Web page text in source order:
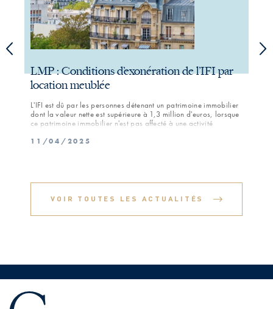
LMP : Conditions d’exonération de l’IFI par
location meublée
L'IFI est dû par les personnes détenant un patrimoine immobilier
dont la valeur nette est supérieure à 1,3 million d'euros, lorsque
ce patrimoine immobilier n'est pas affecté à une activité
fait l'objet d'une location meublée qui procure plus de 23 000 €
11/04/2025
VOIR TOUTES LES ACTUALITÉS